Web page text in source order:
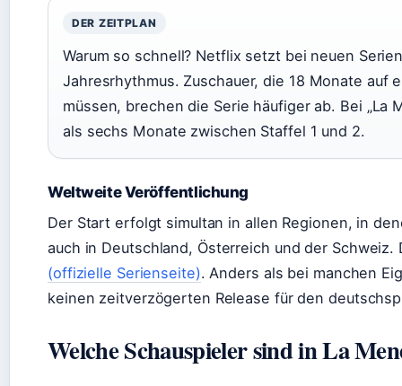
DER ZEITPLAN
Warum so schnell? Netflix setzt bei neuen
Jahresrhythmus. Zuschauer, die 18 Monate auf
müssen, brechen die Serie häufiger ab. Bei „La
als sechs Monate zwischen Staffel 1 und 2.
Weltweite Veröffentlichung
Der Start erfolgt simultan in allen Regionen, in
auch in Deutschland, Österreich und der
(offizielle Serienseite). Anders als bei manchen
keinen zeitverzögerten Release für den
Welche Schauspieler sind in La